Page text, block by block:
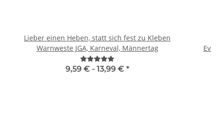
Lieber einen Heben, statt sich fest zu Kleben
Warnweste JGA, Karneval, Männertag
9,59 € - 13,99 € *